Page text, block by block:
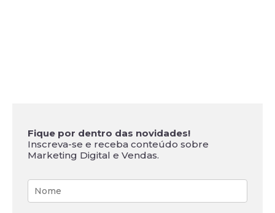
Fique por dentro das novidades!
Inscreva-se e receba conteúdo sobre
Marketing Digital e Vendas.